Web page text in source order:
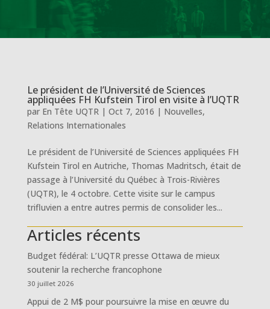
Le président de l’Université de Sciences
appliquées FH Kufstein Tirol en visite à l’UQTR
par En Tête UQTR| Oct 7, 2016 | Nouvelles,
Relations Internationales
Le président de l’Université de Sciences appliquées FH
Kufstein Tirol en Autriche, Thomas Madritsch, était de
passage à l’Université du Québec à Trois-Rivières
(UQTR), le 4 octobre. Cette visite sur le campus
trifluvien a entre autres permis de consolider les...
Articles récents
Budget fédéral: L’UQTR presse Ottawa de mieux
soutenir la recherche francophone
30 juillet 2026
Appui de 2 M$ pour poursuivre la mise en œuvre du